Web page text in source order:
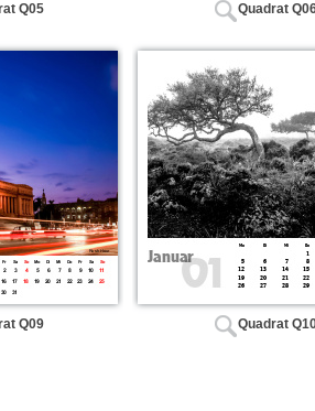
Q05 Quadrat
Q09 Quadrat